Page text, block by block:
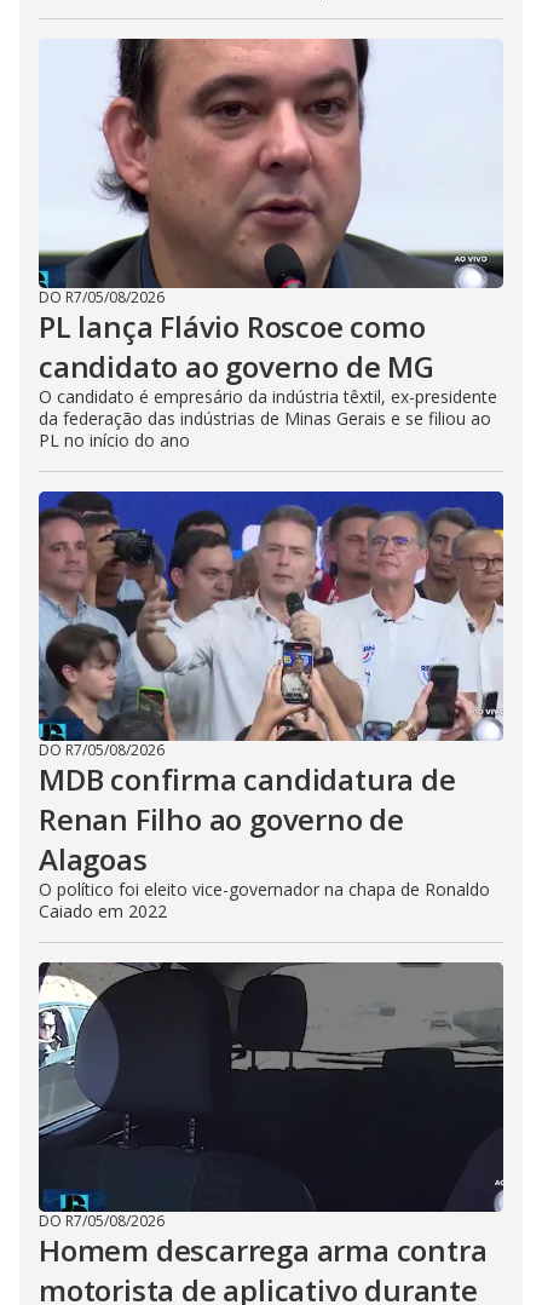
DO R7/05/08/2026
PL lança Flávio Roscoe como
candidato ao governo de MG
O candidato é empresário da indústria têxtil, ex-presidente
da federação das indústrias de Minas Gerais e se filiou ao
PL no início do ano
DO R7/05/08/2026
MDB confirma candidatura de
Renan Filho ao governo de
Alagoas
O político foi eleito vice-governador na chapa de Ronaldo
Caiado em 2022
DO R7/05/08/2026
Homem descarrega arma contra
motorista de aplicativo durante